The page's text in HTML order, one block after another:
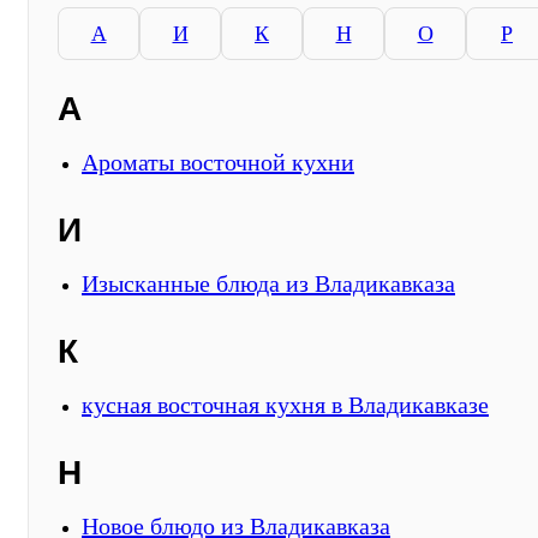
А И К Н О Р
А
Ароматы восточной кухни
И
Изысканные блюда из Владикавказа
К
кусная восточная кухня в Владикавказе
Н
Новое блюдо из Владикавказа